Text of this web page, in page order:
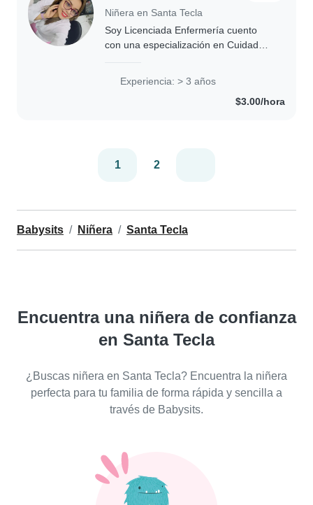
Niñera en Santa Tecla
Soy Licenciada Enfermería cuento
con una especialización en Cuidado
años de edad, soy una persona muy
Experiencia: > 3 años
$3.00/hora
1 2
Babysits Niñera Santa Tecla
Encuentra una niñera de confianza
en Santa Tecla
¿Buscas niñera en Santa Tecla? Encuentra la niñera
perfecta para tu familia de forma rápida y sencilla a
través de Babysits.